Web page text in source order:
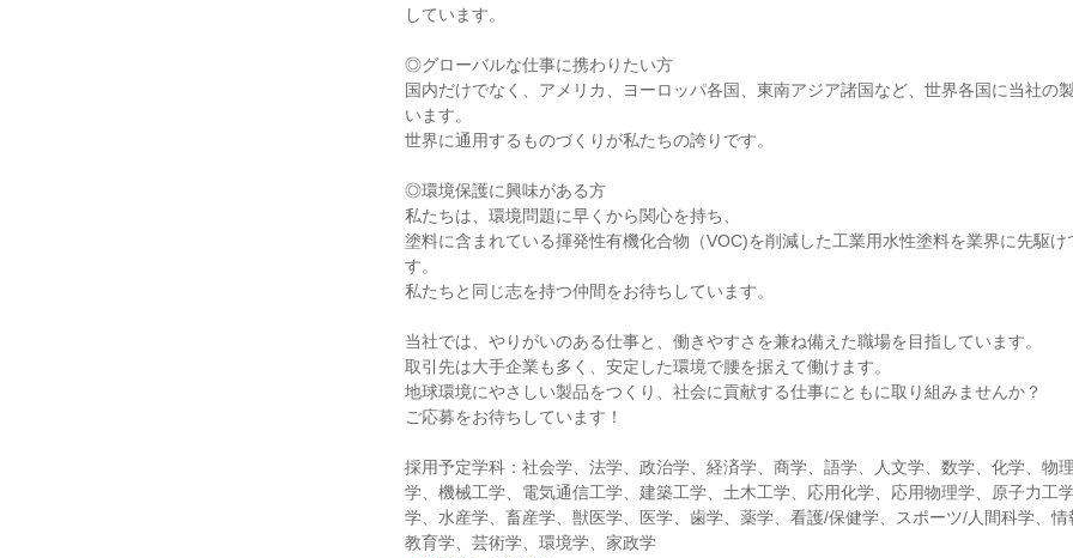
しています。
◎グローバルな仕事に携わりたい方
国内だけでなく、アメリカ、ヨーロッパ各国、東南アジア諸国など、世界各国に当社の
います。
世界に通用するものづくりが私たちの誇りです。
◎環境保護に興味がある方
私たちは、環境問題に早くから関心を持ち、
塗料に含まれている揮発性有機化合物（VOC)を削減した工業用水性塗料を業界に先駆け
す。
私たちと同じ志を持つ仲間をお待ちしています。
当社では、やりがいのある仕事と、働きやすさを兼ね備えた職場を目指しています。
取引先は大手企業も多く、安定した環境で腰を据えて働けます。
地球環境にやさしい製品をつくり、社会に貢献する仕事にともに取り組みませんか？
ご応募をお待ちしています！
採用予定学科：社会学、法学、政治学、経済学、商学、語学、人文学、数学、化学、物
学、機械工学、電気通信工学、建築工学、土木工学、応用化学、応用物理学、原子力工
学、水産学、畜産学、獣医学、医学、歯学、薬学、看護/保健学、スポーツ/人間科学、情
教育学、芸術学、環境学、家政学